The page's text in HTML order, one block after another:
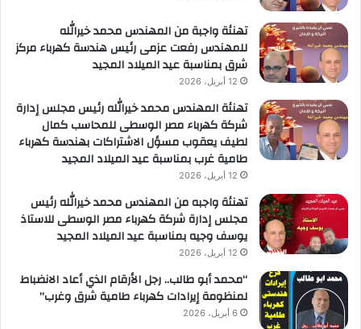
تهنئة واجبة من المهندس محمد خيرالله
للمهندس رفعت عزمى رئيس هندسة كهرباء مركز
شرق بمناسبة عيد الميلاد المجيد
12 أبريل، 2026
تهنئة المهندس محمد خيرالله رئيس مجلس إدارة
شركة كهرباء مصر الوسطى للمحاسب كمال
لطيف يعقوب مسؤل الاشتراكات بهندسة كهرباء
طامية غرب بمناسبة عيد الميلاد المجيد
12 أبريل، 2026
تهنئة واجبه من المهندس محمد خيرالله رئيس
مجلس إدارة شركة كهرباء مصر الوسطى للاستاذ
يوسف وجيه بمناسبة عيد الميلاد المجيد
12 أبريل، 2026
“محمد أبو طالب.. رجل الأرقام الذي أعاد الانضباط
لمنظومة إيرادات كهرباء طامية شرق وغرب”
6 أبريل، 2026